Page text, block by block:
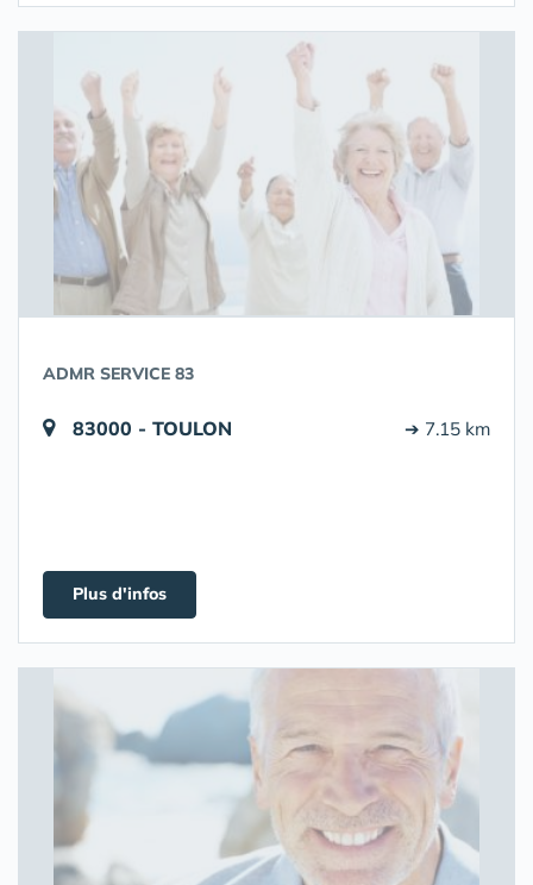
ADMR SERVICE 83
83000 - TOULON ➔ 7.15 km
Plus d'infos